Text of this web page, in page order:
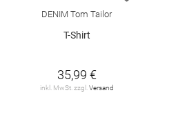
DENIM Tom Tailor
T-Shirt
35,99 €
inkl. MwSt. zzgl. Versand